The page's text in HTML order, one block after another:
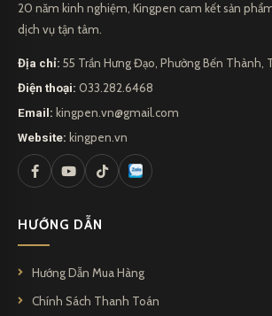
Kingpen
là một công ty hàng đầu chuyên
cấp, mang đến cho khách hàng những trải
và đẳng cấp. Với hơn 20 năm kinh nghiệm
đã đạt được danh tiếng vững chắc và được
Điều làm nổi bật
chất lượng. Công ty luôn cung cấp sản phẩm
tiên tiến nhất và sử dụng những nguyên
20 năm kinh nghiệm, Kingpen cam kết sản
dịch vụ tận tâm.
Địa chỉ: 55 Trần Hưng Đạo, Phường Bến Thành,
Điện thoại: 033.282.6468
Email: kingpen.vn@gmail.com
Website: kingpen.vn
HƯỚNG DẪN
Hướng Dẫn Mua Hàng
Chính Sách Thanh Toán